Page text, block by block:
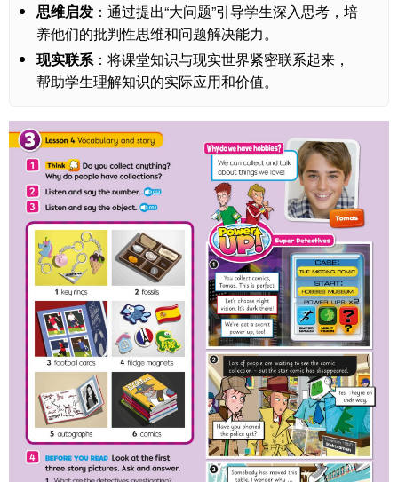
思维启发 ：通过提出“大问题”引导学生深入思考，培
养他们的批判性思维和问题解决能力。
现实联系：将课堂知识与现实世界紧密联系起来，
帮助学生理解知识的实际应用和价值。